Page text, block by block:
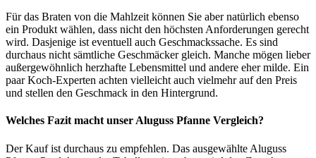
Für das Braten von die Mahlzeit können Sie aber natürlich ebenso
ein Produkt wählen, dass nicht den höchsten Anforderungen gerecht
wird. Dasjenige ist eventuell auch Geschmackssache. Es sind
durchaus nicht sämtliche Geschmäcker gleich. Manche mögen lieber
außergewöhnlich herzhafte Lebensmittel und andere eher milde. Ein
paar Koch-Experten achten vielleicht auch vielmehr auf den Preis
und stellen den Geschmack in den Hintergrund.
Welches Fazit macht unser Aluguss Pfanne Vergleich?
Der Kauf ist durchaus zu empfehlen. Das ausgewählte Aluguss